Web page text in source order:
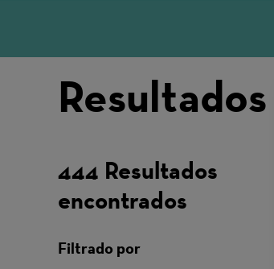
444 Resultados
encontrados
Filtrado por